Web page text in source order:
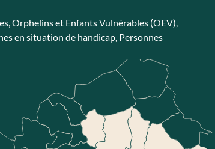
,Orphelins et Enfants Vulnérables (OEV)
en situation de handicap Personnes